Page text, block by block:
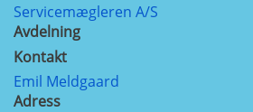
Servicemægleren A/S
Avdelning
Kontakt
Emil Meldgaard
Adress